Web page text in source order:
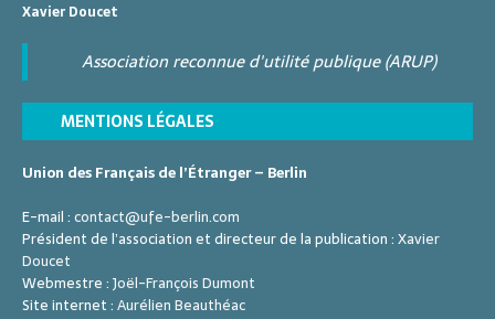
a
t
.
Xavier Doucet
Association reconnue d'utilité publique (ARUP)
MENTIONS LÉGALES
Union des Français de l’Étranger – Berlin
E-mail :contact@ufe-berlin.com
Président de l’association et directeur de la publication :Xavier
Doucet
Webmestre :Joël-François Dumont
Site internet :Aurélien Beauthéac